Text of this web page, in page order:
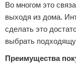
Авиаперелеты
Отели
Полезное для
Отказ от
Во многом это
выходя из дома.
сделать это
выбрать
Преимущества